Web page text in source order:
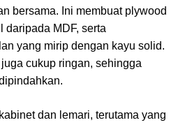
bersama. Ini membuat plywood
daripada MDF, serta
yang mirip dengan kayu solid.
cukup ringan, sehingga
dan lemari, terutama yang